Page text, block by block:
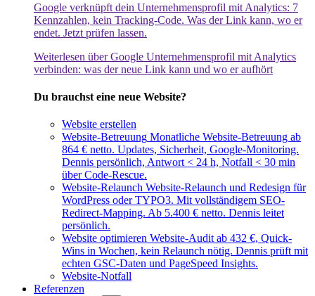
Google verknüpft dein Unternehmensprofil mit Analytics: 7
Kennzahlen, kein Tracking-Code. Was der Link kann, wo er
endet. Jetzt prüfen lassen.
Weiterlesen über Google Unternehmensprofil mit Analytics
verbinden: was der neue Link kann und wo er aufhört
Du brauchst eine neue Website?
Website erstellen
Website-Betreuung Monatliche Website-Betreuung ab
864 € netto. Updates, Sicherheit, Google-Monitoring.
Dennis persönlich, Antwort < 24 h, Notfall < 30 min
über Code-Rescue.
Website-Relaunch Website-Relaunch und Redesign für
WordPress oder TYPO3. Mit vollständigem SEO-
Redirect-Mapping. Ab 5.400 € netto. Dennis leitet
persönlich.
Website optimieren Website-Audit ab 432 €, Quick-
Wins in Wochen, kein Relaunch nötig. Dennis prüft mit
echten GSC-Daten und PageSpeed Insights.
Website-Notfall
Referenzen